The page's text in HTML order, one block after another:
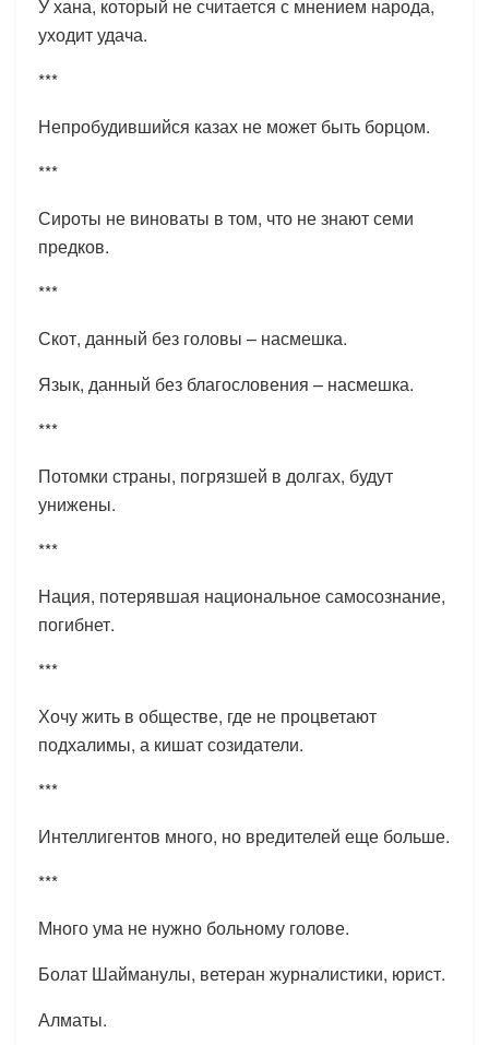
У хана, который не считается с мнением народа,
уходит удача.
***
Непробудившийся казах не может быть борцом.
***
Сироты не виноваты в том, что не знают семи
предков.
***
Скот, данный без головы – насмешка.
Язык, данный без благословения – насмешка.
***
Потомки страны, погрязшей в долгах, будут
унижены.
***
Нация, потерявшая национальное самосознание,
погибнет.
***
Хочу жить в обществе, где не процветают
подхалимы, а кишат созидатели.
***
Интеллигентов много, но вредителей еще больше.
***
Много ума не нужно больному голове.
Болат Шайманулы, ветеран журналистики, юрист.
Алматы.